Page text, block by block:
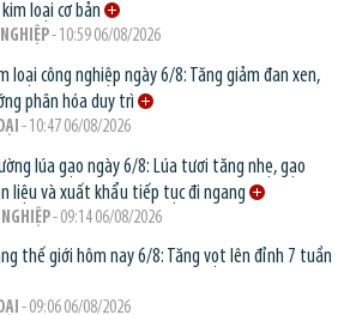
loại cơ bản
- 10:59 06/08/2026
loại công nghiệp ngày 6/8: Tăng giảm đan xen,
phân hóa duy trì
- 10:47 06/08/2026
lúa gạo ngày 6/8: Lúa tươi tăng nhẹ, gạo
liệu và xuất khẩu tiếp tục đi ngang
NGHIỆP- 09:14 06/08/2026
thế giới hôm nay 6/8: Tăng vọt lên đỉnh 7 tuần
- 09:06 06/08/2026